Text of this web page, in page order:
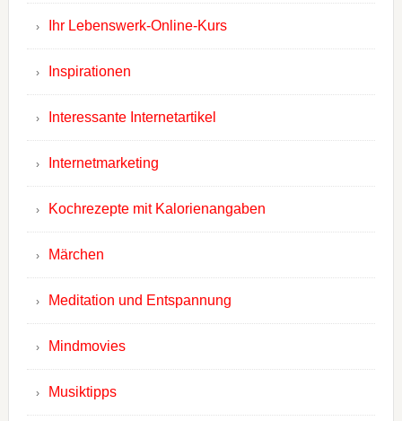
Ihr Lebenswerk-Online-Kurs
Inspirationen
Interessante Internetartikel
Internetmarketing
Kochrezepte mit Kalorienangaben
Märchen
Meditation und Entspannung
Mindmovies
Musiktipps